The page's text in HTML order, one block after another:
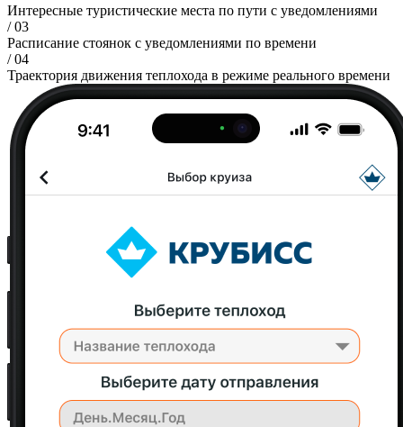
Интересные туристические места по пути с уведомлениями
/ 03
Расписание стоянок с уведомлениями по времени
/ 04
Траектория движения теплохода в режиме реального времени